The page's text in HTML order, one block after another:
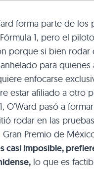
forma parte de
1, pero el
porque si bien rodar
para
enfocarse
estar afiliado a otro
O’Ward pasó a
rodar en las
Premio de
casi imposible,
lo que es